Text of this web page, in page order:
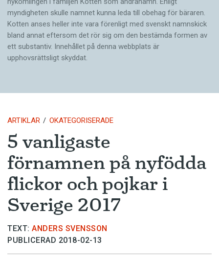
myndigheten skulle namnet kunna leda till obehag för bäraren.
Kotten anses heller inte vara förenligt med svenskt namnskick
bland annat eftersom det rör sig om den bestämda formen av
ett substantiv. Innehållet på denna webbplats är
upphovsrättsligt skyddat.
ARTIKLAR OKATEGORISERADE
5 vanligaste
förnamnen på nyfödda
flickor och pojkar i
Sverige 2017
TEXT: ANDERS SVENSSON
PUBLICERAD 2018-02-13